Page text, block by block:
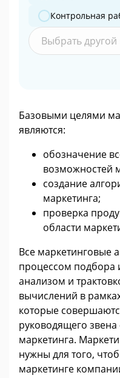
Контрольная
Выбрать
Базовыми целями
являются:
обозначение
возможностей
создание
маркетинга;
проверка
области
Все маркетинговые
процессом подбора
анализом и
вычислений в
которые
руководящего
маркетинга.
нужны для того,
маркетинге